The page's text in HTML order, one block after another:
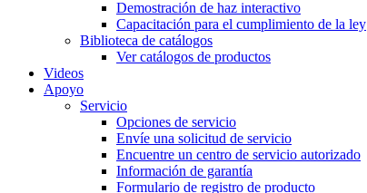
Demostración de haz interactivo
Capacitación para el cumplimiento de la ley
Biblioteca de catálogos
Ver catálogos de productos
Videos
Apoyo
Servicio
Opciones de servicio
Envíe una solicitud de servicio
Encuentre un centro de servicio autorizado
Información de garantía
Formulario de registro de producto